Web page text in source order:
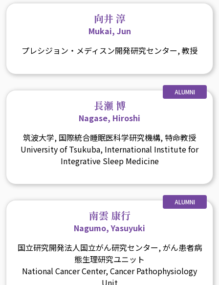
向井 淳
Mukai, Jun
プレシジョン・メディスン開発研究センター, 教授
ALUMNI
長瀬 博
Nagase, Hiroshi
筑波大学, 国際統合睡眠医科学研究機構, 特命教授
University of Tsukuba, International Institute for
Integrative Sleep Medicine
ALUMNI
南雲 康行
Nagumo, Yasuyuki
国立研究開発法人国立がん研究センター, がん患者病
態生理研究ユニット
National Cancer Center, Cancer Pathophysiology